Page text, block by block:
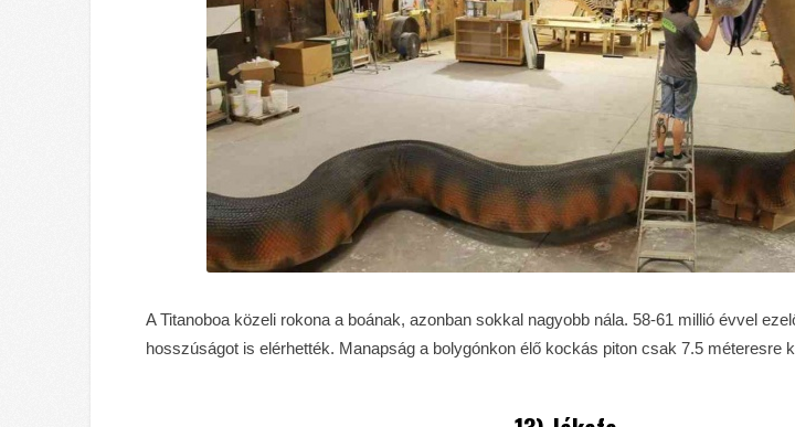
A Titanoboa közeli rokona a boának, azonban sokkal nagyobb nála. 58-61 millió évvel
hosszúságot is elérhették. Manapság a bolygónkon élő kockás piton csak 7.5 méteresre